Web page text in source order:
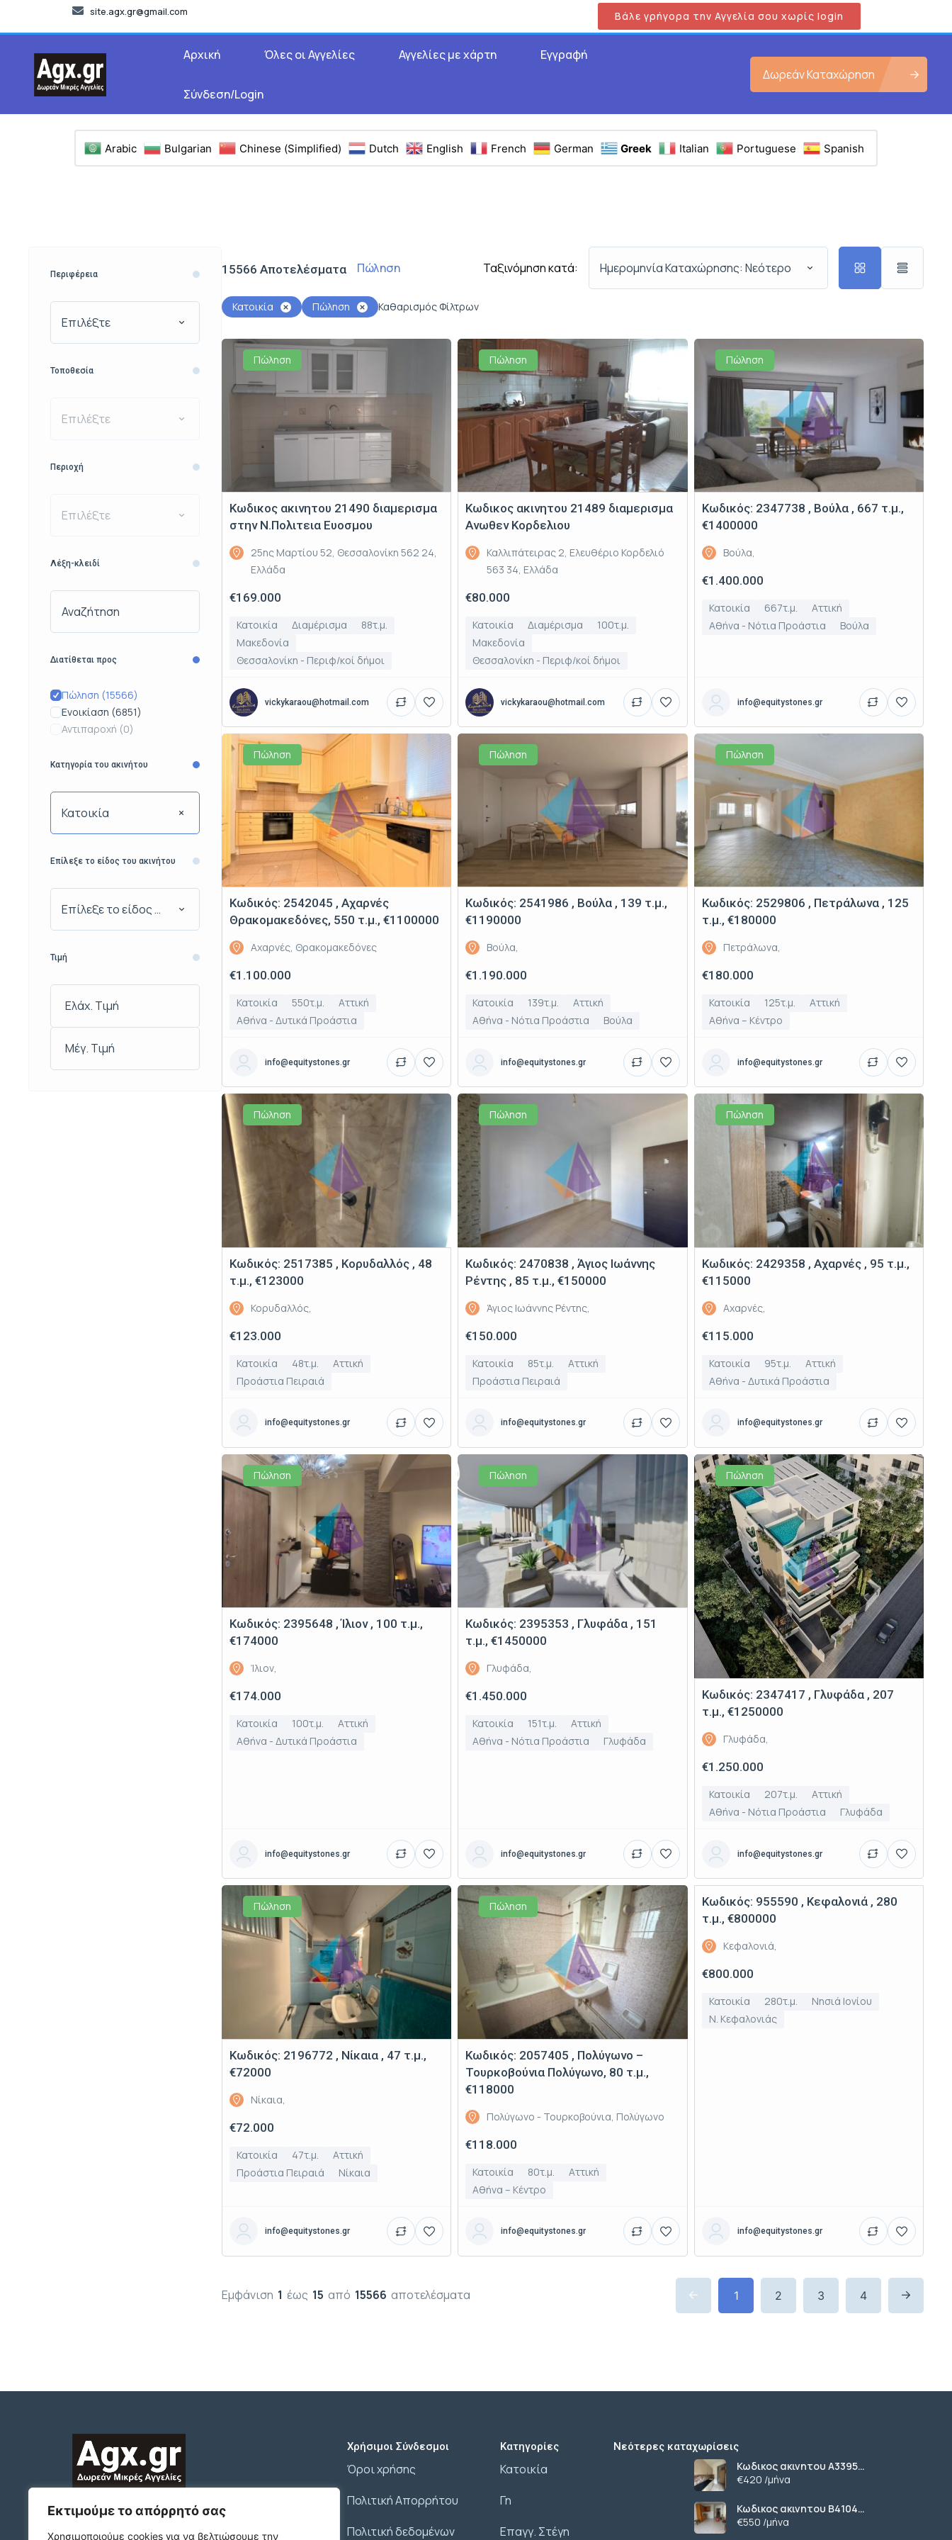
Εκτιμούμε το απόρρητό σας
Χρησιμοποιούμε cookies για να βελτιώσουμε την
site.agx.gr@gmail.com Βάλε γρήγορα την Αγγελία σου χωρίς login
Αρχική Όλες οι Αγγελίες Αγγελίες με χάρτη Εγγραφή
Σύνδεση/Login
Δωρεάν Καταχώρηση
Arabic Bulgarian Chinese (Simplified) Dutch English French German Greek Italian Portuguese Spanish
Περιφέρεια
Επιλέξτε
Τοποθεσία
Επιλέξτε
Περιοχή
Επιλέξτε
Λέξη-κλειδί
Διατίθεται προς
Πώληση (15566)
Ενοικίαση (6851)
Αντιπαροχή (0)
Κατηγορία του ακινήτου
Κατοικία
Επίλεξε το είδος του ακινήτου
Επίλεξε το είδος του ακινήτου
Τιμή
15566 Αποτελέσματα Πώληση Ταξινόμηση κατά: Ημερομηνία Καταχώρησης: Νεότερο
Κατοικία Πώληση Καθαρισμός Φίλτρων
Πώληση
Κωδικος ακινητου 21490 διαμερισμα
στην Ν.Πολιτεια Ευοσμου
25ης Μαρτίου 52, Θεσσαλονίκη 562 24,
Ελλάδα
€169.000
Κατοικία Διαμέρισμα
88τ.μ.
Μακεδονία
Θεσσαλονίκη - Περιφ/κοί δήμοι
vickykaraou@hotmail.com
Πώληση
Κωδικος ακινητου 21489 διαμερισμα
Ανωθεν Κορδελιου
Καλλιπάτειρας 2, Ελευθέριο Κορδελιό
563 34, Ελλάδα
€80.000
Κατοικία Διαμέρισμα
100τ.μ.
Μακεδονία
Θεσσαλονίκη - Περιφ/κοί δήμοι
vickykaraou@hotmail.com
Πώληση
Κωδικός: 2347738 , Βούλα , 667 τ.μ.,
€1400000
Βούλα,
€1.400.000
Κατοικία 667τ.μ.
Αττική
Αθήνα - Νότια Προάστια
Βούλα
info@equitystones.gr
Πώληση
Κωδικός: 2542045 , Αχαρνές
Θρακομακεδόνες, 550 τ.μ., €1100000
Αχαρνές, Θρακομακεδόνες
€1.100.000
Κατοικία 550τ.μ.
Αττική
Αθήνα - Δυτικά Προάστια
info@equitystones.gr
Πώληση
Κωδικός: 2541986 , Βούλα , 139 τ.μ.,
€1190000
Βούλα,
€1.190.000
Κατοικία 139τ.μ.
Αττική
Αθήνα - Νότια Προάστια
Βούλα
info@equitystones.gr
Πώληση
Κωδικός: 2529806 , Πετράλωνα , 125
τ.μ., €180000
Πετράλωνα,
€180.000
Κατοικία 125τ.μ.
Αττική
Αθήνα – Κέντρο
info@equitystones.gr
Πώληση
Κωδικός: 2517385 , Κορυδαλλός , 48
τ.μ., €123000
Κορυδαλλός,
€123.000
Κατοικία 48τ.μ.
Αττική
Προάστια Πειραιά
info@equitystones.gr
Πώληση
Κωδικός: 2470838 , Άγιος Ιωάννης
Ρέντης , 85 τ.μ., €150000
Άγιος Ιωάννης Ρέντης,
€150.000
Κατοικία 85τ.μ.
Αττική
Προάστια Πειραιά
info@equitystones.gr
Πώληση
Κωδικός: 2429358 , Αχαρνές , 95 τ.μ.,
€115000
Αχαρνές,
€115.000
Κατοικία 95τ.μ.
Αττική
Αθήνα - Δυτικά Προάστια
info@equitystones.gr
Πώληση
Κωδικός: 2395648 , Ίλιον , 100 τ.μ.,
€174000
Ίλιον,
€174.000
Κατοικία 100τ.μ.
Αττική
Αθήνα - Δυτικά Προάστια
info@equitystones.gr
Πώληση
Κωδικός: 2395353 , Γλυφάδα , 151
τ.μ., €1450000
Γλυφάδα,
€1.450.000
Κατοικία 151τ.μ.
Αττική
Αθήνα - Νότια Προάστια
Γλυφάδα
info@equitystones.gr
Πώληση
Κωδικός: 2347417 , Γλυφάδα , 207
τ.μ., €1250000
Γλυφάδα,
€1.250.000
Κατοικία 207τ.μ.
Αττική
Αθήνα - Νότια Προάστια
Γλυφάδα
info@equitystones.gr
Πώληση
Κωδικός: 2196772 , Νίκαια , 47 τ.μ.,
€72000
Νίκαια,
€72.000
Κατοικία 47τ.μ.
Αττική
Προάστια Πειραιά
Νίκαια
info@equitystones.gr
Πώληση
Κωδικός: 2057405 , Πολύγωνο –
Τουρκοβούνια Πολύγωνο, 80 τ.μ.,
€118000
Πολύγωνο - Τουρκοβούνια, Πολύγωνο
€118.000
Κατοικία 80τ.μ.
Αττική
Αθήνα – Κέντρο
info@equitystones.gr
Πώληση
Κωδικός: 955590 , Κεφαλονιά , 280
τ.μ., €800000
Κεφαλονιά,
€800.000
Κατοικία 280τ.μ.
Νησιά Ιονίου
Ν. Κεφαλονιάς
info@equitystones.gr
Εμφάνιση 1 έως 15 από 15566 αποτελέσματα 1 2 3 4
ΠΛΑΤΩΝΟΣ 1 Τ.Κ. 54631
Χρήσιμοι Σύνδεσμοι
Όροι χρήσης
Πολιτική Απορρήτου
Πολιτική δεδομένων
Κατηγορίες
Κατοικία
Γη
Επαγγ. Στέγη
Νεότερες καταχωρίσεις
Κωδικος ακινητου Α3395
γκαρσονιερα ανακαινισμενη
στους Αμπελοκηπους
€420 /μήνα
Κωδικος ακινητου Β4104
διαμερισμα στους
Αμπελοκηπους
€550 /μήνα